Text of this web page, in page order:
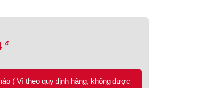
₫
( Vì theo quy định hãng, không được